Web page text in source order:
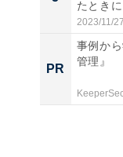
たとき
な...
2023/11/27
PR
事例か
管理』